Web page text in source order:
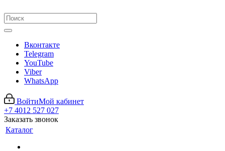
Вконтакте
Telegram
YouTube
Viber
WhatsApp
ВойтиМой кабинет
+7 4012 527 027
Заказать звонок
Каталог